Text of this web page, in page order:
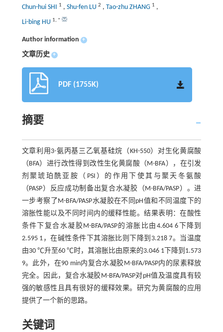
Chun-hui SHI 1 , Shu-fen LU 2 , Tao-zhu ZHANG 1 ,
Li-bing HU 1, *
Author information +
文章历史 +
PDF (1755K)
摘要
文章利用3-氨丙基三乙氧基硅烷（KH-550）对生化黄腐酸
（BFA）进行改性得到改性生化黄腐酸（M-BFA），在引发
剂聚琥珀酰亚胺（PSI）的作用下使其与聚天冬氨酸
（PASP）反应成功制备出复合水凝胶（M-BFA/PASP）。进
一步考察了M-BFA/PASP水凝胶在不同pH值和不同温度下的
溶胀性能以及不同时间内的缓释性能。结果表明：在酸性
条件下复合水凝胶M-BFA/PASP的溶胀比由4.604 6下降到
2.595 1，在碱性条件下其溶胀比则下降到3.218 7。当温度
由30 ℃升至60 ℃时，其溶胀比由原来的3.046 1下降到1.573
9。此外，在90 min内复合水凝胶M-BFA/PASP内的尿素释放
完全。因此，复合水凝胶M-BFA/PASP对pH值及温度具有较
强的敏感性且具有很好的缓释效果。研究为黄腐酸的应用
提供了一个新的思路。
关键词